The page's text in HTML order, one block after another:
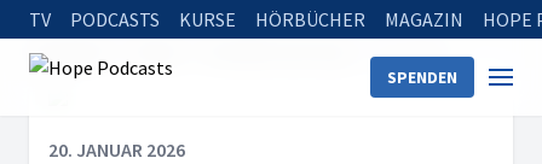
TV PODCASTS KURSE HÖRBÜCHER MAGAZIN HOPE
SPENDEN
Startseite 20. Januar
20. JANUAR 2026